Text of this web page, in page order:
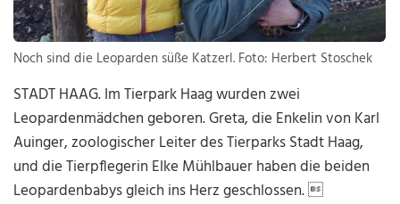
Noch sind die Leoparden süße Katzerl. Foto: Herbert Stoschek
STADT HAAG. Im Tierpark Haag wurden zwei
Leopardenmädchen geboren. Greta, die Enkelin von Karl
Auinger, zoologischer Leiter des Tierparks Stadt Haag,
und die Tierpflegerin Elke Mühlbauer haben die beiden
Leopardenbabys gleich ins Herz geschlossen. 